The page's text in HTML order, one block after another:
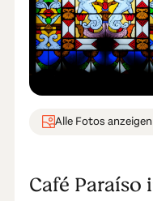
Alle Fotos anzeigen
Café Paraíso